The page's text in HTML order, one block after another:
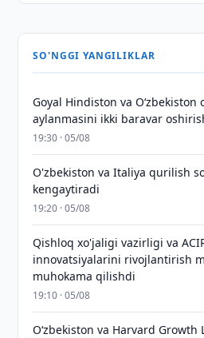
SO'NGGI YANGILIKLAR
Goyal Hindiston va Oʻzbekiston
aylanmasini ikki baravar
19:30 · 05/08
O'zbekiston va Italiya qurilish
kengaytiradi
19:20 · 05/08
Qishloq xo'jaligi vazirligi va
innovatsiyalarini rivojlantirish
muhokama qilishdi
19:10 · 05/08
Oʻzbekiston va Harvard Growth